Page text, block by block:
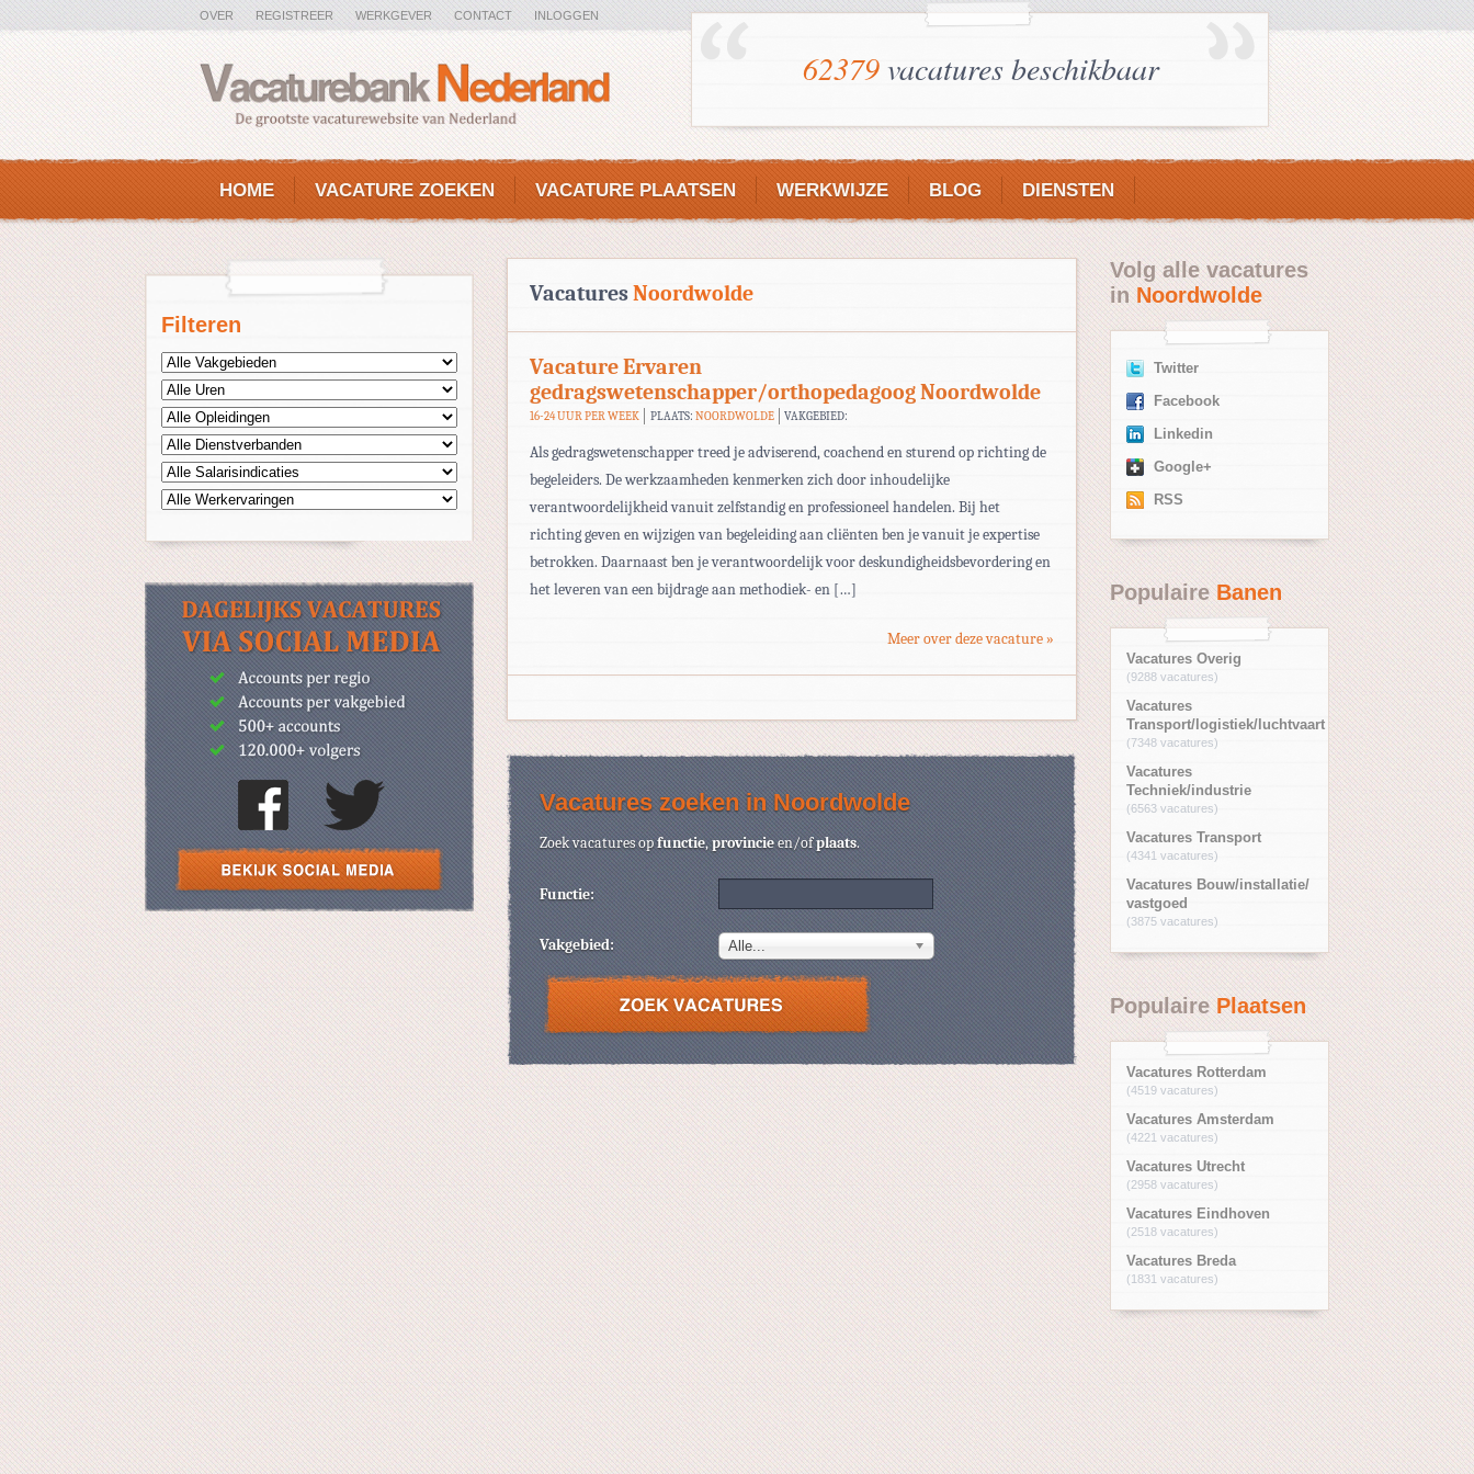
OVER REGISTREER WERKGEVER CONTACT INLOGGEN
62379vacatures beschikbaar
HOME VACATURE ZOEKEN VACATURE PLAATSEN WERKWIJZE BLOG DIENSTEN
Filteren
VacaturesNoordwolde
Vacature Ervaren
gedragswetenschapper/orthopedagoog Noordwolde
16-24 UUR PER WEEK PLAATS: NOORDWOLDE VAKGEBIED:
Als gedragswetenschapper treed je adviserend, coachend en sturend op richting de
begeleiders. De werkzaamheden kenmerken zich door inhoudelijke
verantwoordelijkheid vanuit zelfstandig en professioneel handelen. Bij het
richting geven en wijzigen van begeleiding aan cliënten ben je vanuit je expertise
betrokken. Daarnaast ben je verantwoordelijk voor deskundigheidsbevordering en
het leveren van een bijdrage aan methodiek- en […]
Meer over deze vacature »
Vacatures zoeken in Noordwolde
Zoek vacatures opfunctie,provincieen/ofplaats.
Functie:
Vakgebied: Alle...
Volg alle vacatures
inNoordwolde
Twitter
Facebook
Linkedin
Google+
RSS
PopulaireBanen
Vacatures Overig
(9288 vacatures)
Vacatures
Transport/logistiek/luchtvaart
(7348 vacatures)
Vacatures
Techniek/industrie
(6563 vacatures)
Vacatures Transport
(4341 vacatures)
Vacatures Bouw/installatie/
vastgoed
(3875 vacatures)
Populaire Plaatsen
Vacatures Rotterdam
(4519 vacatures)
Vacatures Amsterdam
(4221 vacatures)
Vacatures Utrecht
(2958 vacatures)
Vacatures Eindhoven
(2518 vacatures)
Vacatures Breda
(1831 vacatures)